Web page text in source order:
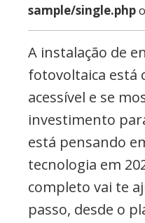
sample/single.php
A instalação de
fotovoltaica está
acessível e se
investimento
está pensando
tecnologia em
completo vai te
passo, desde o